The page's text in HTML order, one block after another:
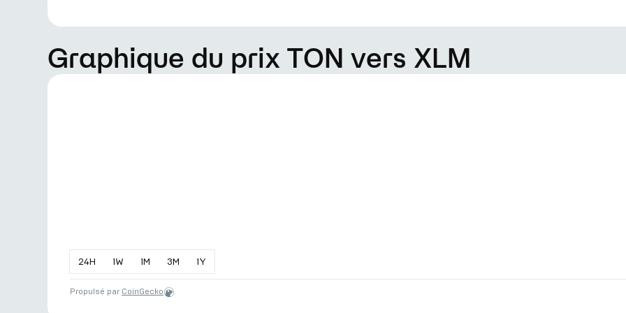
Graphique du prix TON vers XLM
24H 1W 1M 3M 1Y
Propulsé par CoinGecko